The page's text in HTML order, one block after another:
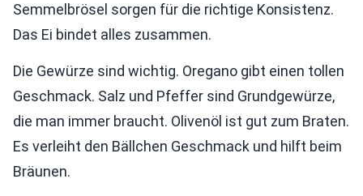
Semmelbrösel sorgen für die richtige Konsistenz.
Das Ei bindet alles zusammen.
Die Gewürze sind wichtig. Oregano gibt einen tollen
Geschmack. Salz und Pfeffer sind Grundgewürze,
die man immer braucht. Olivenöl ist gut zum Braten.
Es verleiht den Bällchen Geschmack und hilft beim
Bräunen.